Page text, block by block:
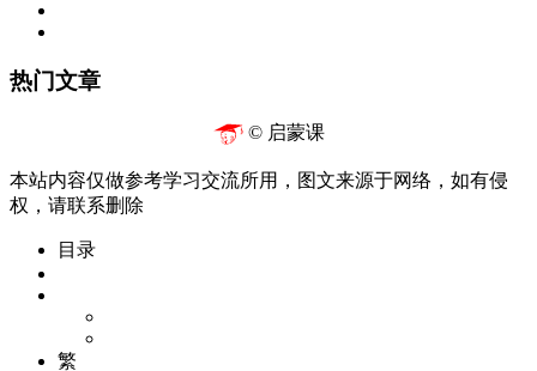
热门文章
© 启蒙课
本站内容仅做参考学习交流所用，图文来源于网络，如有侵
权，请联系删除
目录
繁